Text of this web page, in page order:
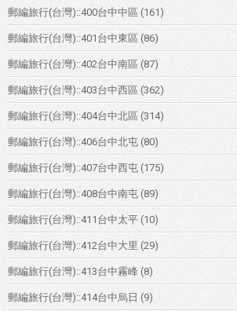
郵編旅行(台灣)::400台中中區 (161)
郵編旅行(台灣)::401台中東區 (86)
郵編旅行(台灣)::402台中南區 (87)
郵編旅行(台灣)::403台中西區 (362)
郵編旅行(台灣)::404台中北區 (314)
郵編旅行(台灣)::406台中北屯 (80)
郵編旅行(台灣)::407台中西屯 (175)
郵編旅行(台灣)::408台中南屯 (89)
郵編旅行(台灣)::411台中太平 (10)
郵編旅行(台灣)::412台中大里 (29)
郵編旅行(台灣)::413台中霧峰 (8)
郵編旅行(台灣)::414台中烏日 (9)